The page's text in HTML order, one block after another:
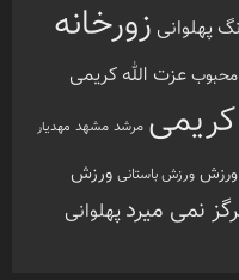
پهلوانی زورخانه
عزت الله کریمی
مرشد مشهد مهدیار
ورزش ورزش باستانی ورزش
نمی میرد پهلوانی